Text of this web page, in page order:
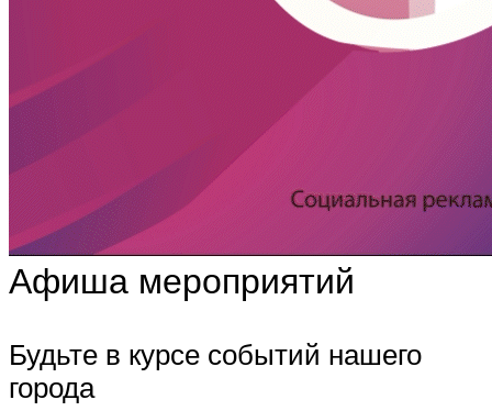
Афиша мероприятий
Будьте в курсе событий нашего
города